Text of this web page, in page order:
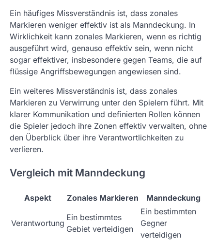
Ein häufiges Missverständnis ist, dass zonales
Markieren weniger effektiv ist als Manndeckung. In
Wirklichkeit kann zonales Markieren, wenn es richtig
ausgeführt wird, genauso effektiv sein, wenn nicht
sogar effektiver, insbesondere gegen Teams, die auf
flüssige Angriffsbewegungen angewiesen sind.
Ein weiteres Missverständnis ist, dass zonales
Markieren zu Verwirrung unter den Spielern führt. Mit
klarer Kommunikation und definierten Rollen können
die Spieler jedoch ihre Zonen effektiv verwalten, ohne
den Überblick über ihre Verantwortlichkeiten zu
verlieren.
Vergleich mit Manndeckung
Aspekt Zonales Markieren Manndeckung
Verantwortung
Ein bestimmtes
Gebiet verteidigen
Ein bestimmten
Gegner
verteidigen